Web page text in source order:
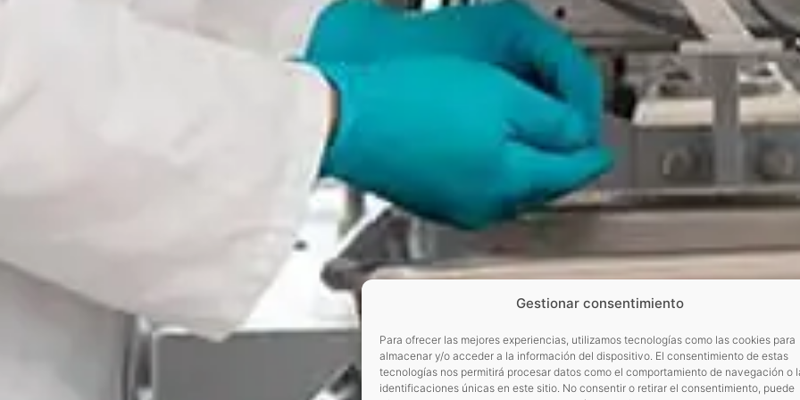
Gestionar consentimiento
Para ofrecer las mejores experiencias, utilizamos tecnologías como las cookies para
almacenar y/o acceder a la información del dispositivo. El consentimiento de estas
tecnologías nos permitirá procesar datos como el comportamiento de navegación o
identificaciones únicas en este sitio. No consentir o retirar el consentimiento, puede